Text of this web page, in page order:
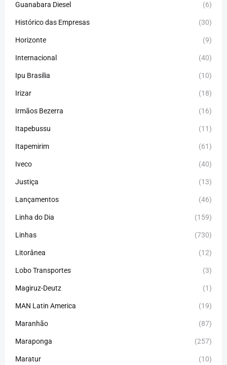
Guanabara Diesel (6)
Histórico das Empresas (30)
Horizonte (9)
Internacional (40)
Ipu Brasilia (10)
Irizar (18)
Irmãos Bezerra (16)
Itapebussu (11)
Itapemirim (61)
Iveco (40)
Justiça (13)
Lançamentos (46)
Linha do Dia (159)
Linhas (730)
Litorânea (12)
Lobo Transportes (3)
Magiruz-Deutz (1)
MAN Latin America (19)
Maranhão (87)
Maraponga (257)
Maratur (10)